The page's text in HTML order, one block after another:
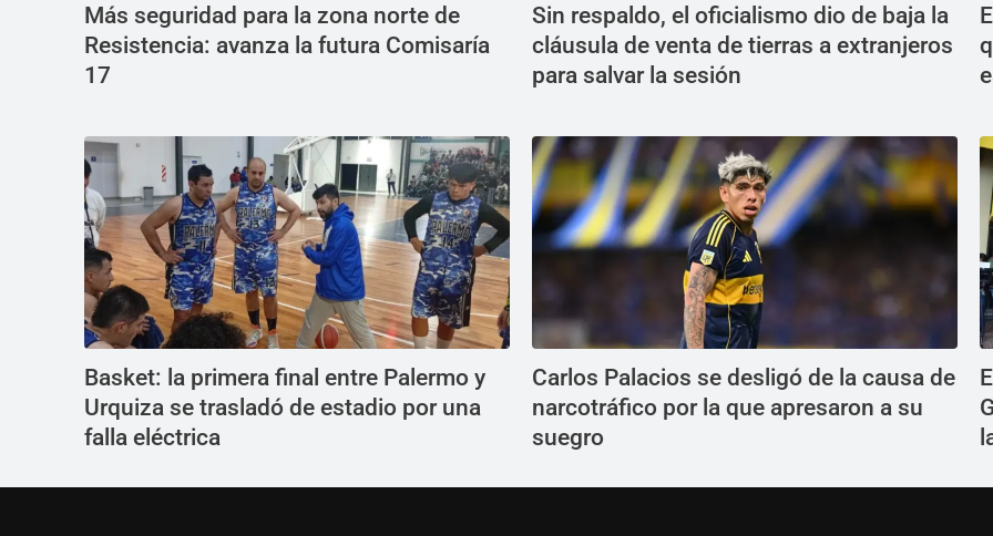
Más seguridad para la zona norte de
Resistencia: avanza la futura Comisaría
17
Sin respaldo, el oficialismo dio de baja la
cláusula de venta de tierras a extranjeros
para salvar la sesión
Basket: la primera final entre Palermo y
Urquiza se trasladó de estadio por una
falla eléctrica
Carlos Palacios se desligó de la causa de
narcotráfico por la que apresaron a su
suegro